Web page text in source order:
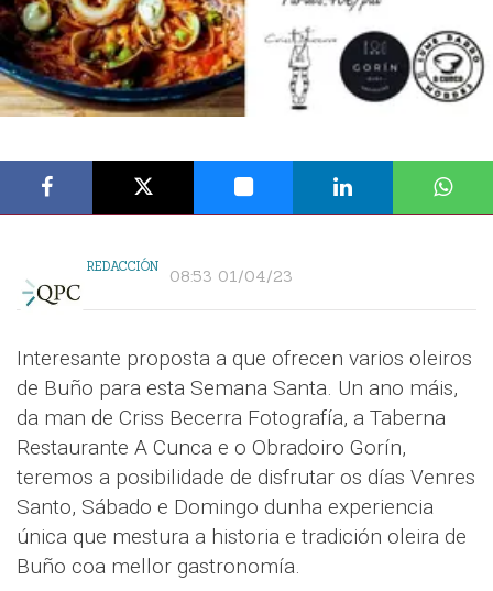
REDACCIÓN 08:53 01/04/23
Interesante proposta a que ofrecen varios oleiros
de Buño para esta Semana Santa. Un ano máis,
da man de Criss Becerra Fotografía, a Taberna
Restaurante A Cunca e o Obradoiro Gorín,
teremos a posibilidade de disfrutar os días Venres
Santo, Sábado e Domingo dunha experiencia
única que mestura a historia e tradición oleira de
Buño coa mellor gastronomía.